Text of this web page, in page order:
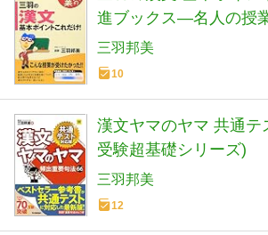
進ブックス―名人の授
三羽邦美
10
漢文ヤマのヤマ 共通テ
受験超基礎シリーズ)
三羽邦美
12